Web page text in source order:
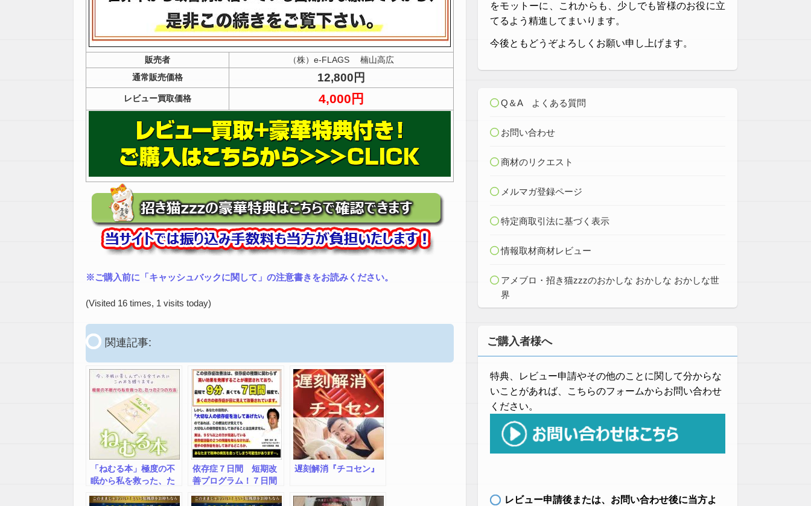
販売者
（株）e-FLAGS 楠山高広
通常販売価格
12,800円
レビュー買取価格 4,000円
※ご購入前に「キャッシュバックに関して」の注意書きをお読みください。
(Visited 16 times, 1 visits today)
関連記事:
「ねむる本」極度の不
眠から私を救った、た
依存症７日間 短期改
善プログラム！７日間
遅刻解消『チコセン』
をモットーに、これからも、少しでも皆様のお役に立
てるよう精進してまいります。
今後ともどうぞよろしくお願い申し上げます。
Q＆A よくある質問
お問い合わせ
商材のリクエスト
メルマガ登録ページ
特定商取引法に基づく表示
情報取材商材レビュー
アメブロ・招き猫zzzのおかしな おかしな おかしな世
界
ご購入者様へ
特典、レビュー申請やその他のことに関して分からな
いことがあれば、こちらのフォームからお問い合わせ
ください。
レビュー申請後または、お問い合わせ後に当方よ